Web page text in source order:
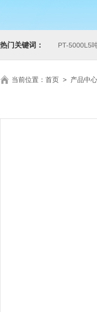
热门关键词： PT-5000L5
当前位置： 首页 > 产品中心